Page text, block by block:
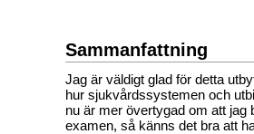
Sammanfattning
Jag är väldigt glad för detta
hur sjukvårdssystemen och
nu är mer övertygad om att jag
examen, så känns det bra att